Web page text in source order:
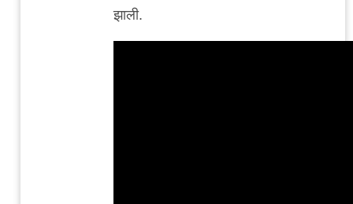
reply
to
झाली.